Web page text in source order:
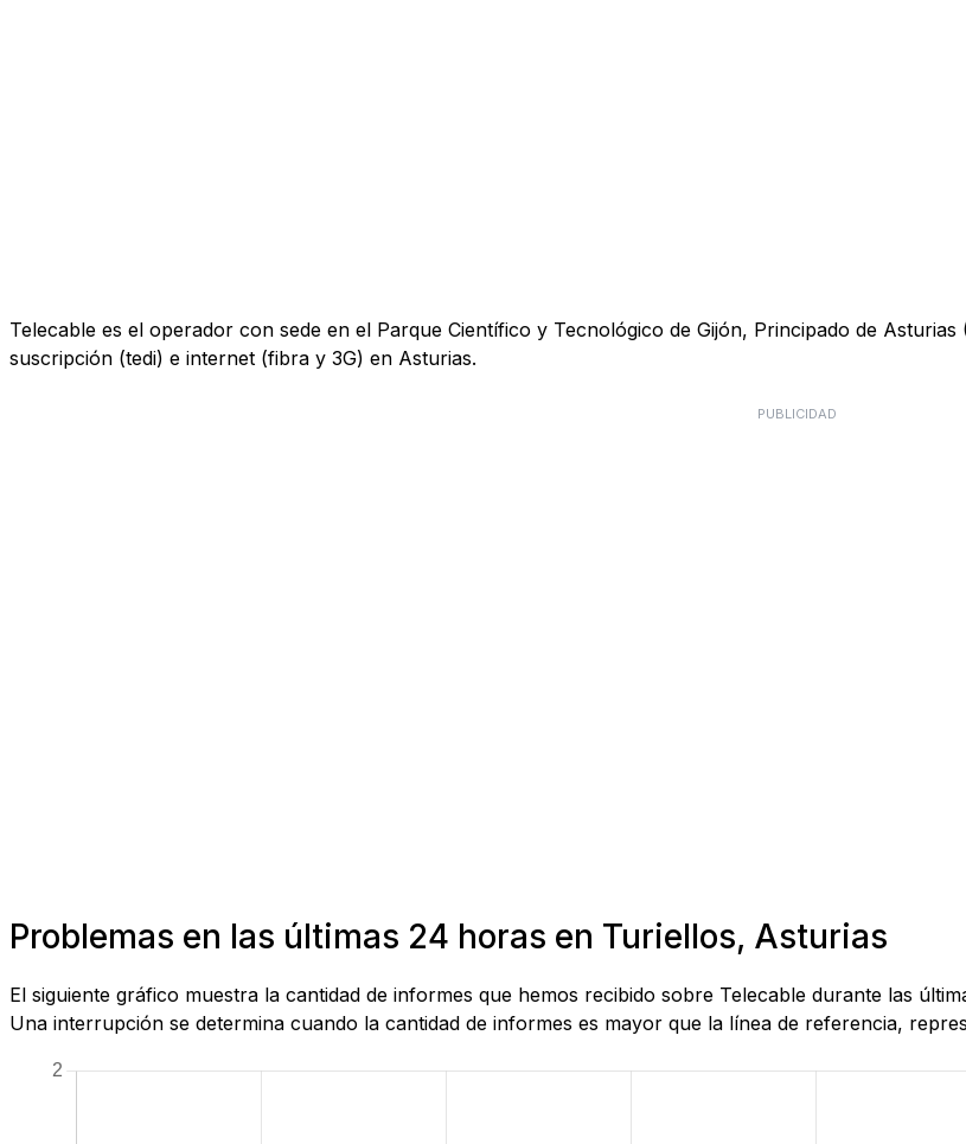
Telecable es el operador con sede en el Parque Científico y Tecnológico de Gijón, Principado de
suscripción (tedi) e internet (fibra y 3G) en Asturias.
PUBLICIDAD
Problemas en las últimas 24 horas en Turiellos, Asturias
El siguiente gráfico muestra la cantidad de informes que hemos recibido sobre Telecable durante las
Una interrupción se determina cuando la cantidad de informes es mayor que la línea de referencia,